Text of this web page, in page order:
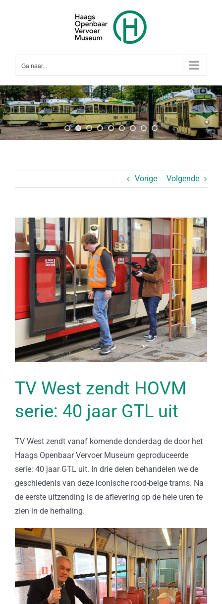
Ga naar...
Vorige Volgende
Bekijk
grotere
afbeelding
TV West zendt HOVM
serie: 40 jaar GTL uit
TV West zendt vanaf komende donderdag de door het
Haags Openbaar Vervoer Museum geproduceerde
serie: 40 jaar GTL uit. In drie delen behandelen we de
geschiedenis van deze iconische rood-beige trams. Na
de eerste uitzending is de aflevering op de hele uren te
zien in de herhaling.